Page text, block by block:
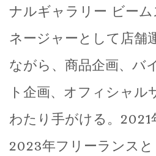
ナルギャラリー ビー
ネージャーとして店舗
ながら、商品企画、バ
ト企画、オフィシャ
わたり手がける。
2023年フリーランス